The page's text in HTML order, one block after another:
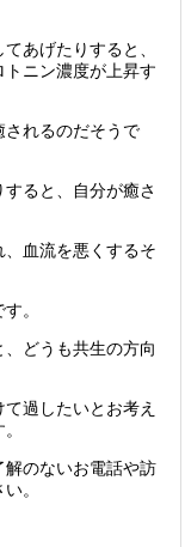
あげたりすると、
ニン濃度が上昇す
されるのだそうで
ると、自分が癒さ
血流を悪くするそ
。
どうも共生の方向
過したいとお考え
解のないお電話や訪
。